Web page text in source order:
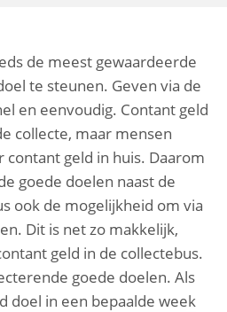
de meest gewaardeerde
te steunen. Geven via de
en eenvoudig. Contant geld
collecte, maar mensen
geld in huis. Daarom
goede doelen naast de
ook de mogelijkheid om via
Dit is net zo makkelijk,
geld in de collectebus.
goede doelen. Als
doel in een bepaalde week